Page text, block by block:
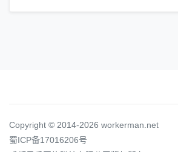
Copyright © 2014-2026 workerman.net
蜀ICP备17016206号